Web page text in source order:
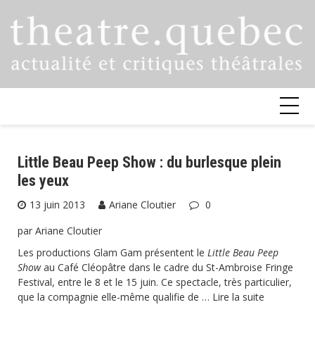
Little Beau Peep Show : du burlesque plein
les yeux
13 juin 2013 Ariane Cloutier
0
par Ariane Cloutier
Les productions Glam Gam présentent le Little Beau Peep
Showau Café Cléopâtre dans le cadre du St-Ambroise Fringe
Festival, entre le 8 et le 15 juin. Ce spectacle, très particulier,
que la compagnie elle-même qualifie de … Lire la suite